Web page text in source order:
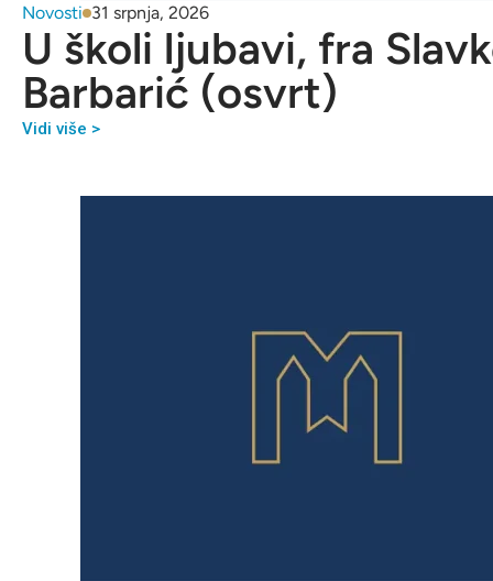
Novosti 31 srpnja, 2026
U školi ljubavi, fra
Barbarić (osvrt)
Vidi više >